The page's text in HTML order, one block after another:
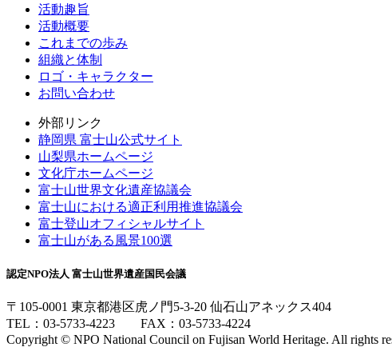
活動趣旨
活動概要
これまでの歩み
組織と体制
ロゴ・キャラクター
お問い合わせ
外部リンク
静岡県 富士山公式サイト
山梨県ホームページ
文化庁ホームページ
富士山世界文化遺産協議会
富士山における適正利用推進協議会
富士登山オフィシャルサイト
富士山がある風景100選
認定NPO法人 富士山世界遺産国民会議
〒105-0001 東京都港区虎ノ門5-3-20 仙石山アネックス404
TEL：03-5733-4223 FAX：03-5733-4224
Copyright © NPO National Council on Fujisan World Heritage. All rights